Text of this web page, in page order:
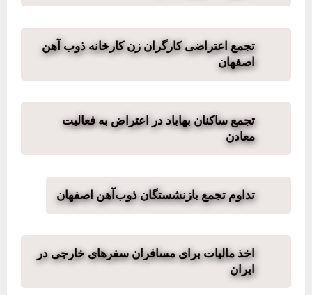
تجمع اعتراضی کارگران زن کارخانه ذوب آهن
اصفهان
تجمع ساکنان بهاباد در اعتراض به فعالیت
معادن
تداوم تجمع بازنشستگان ذوب‌آهن اصفهان
اخذ مالیات برای مسافران سفرهای خارجی در
ایران